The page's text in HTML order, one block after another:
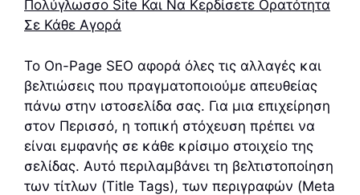
Πολύγλωσσο Site Και Να Κερδίσετε Ορατότητα
Σε Κάθε Αγορά
Το On-Page SEO αφορά όλες τις αλλαγές και
βελτιώσεις που πραγματοποιούμε απευθείας
πάνω στην ιστοσελίδα σας. Για μια επιχείρηση
στον Περισσό, η τοπική στόχευση πρέπει να
είναι εμφανής σε κάθε κρίσιμο στοιχείο της
σελίδας. Αυτό περιλαμβάνει τη βελτιστοποίηση
των τίτλων (Title Tags), των περιγραφών (Meta